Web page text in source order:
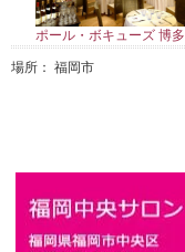
ポール・ボキューズ 博多
場所： 福岡市